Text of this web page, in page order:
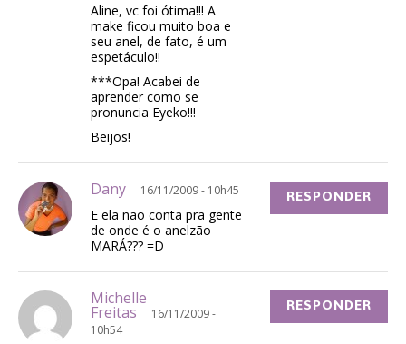
Aline, vc foi ótima!!! A
make ficou muito boa e
seu anel, de fato, é um
espetáculo!!
***Opa! Acabei de
aprender como se
pronuncia Eyeko!!!
Beijos!
Dany 16/11/2009 - 10h45
E ela não conta pra gente
de onde é o anelzão
MARÁ??? =D
RESPONDER
Michelle
Freitas
16/11/2009 -
10h54
RESPONDER